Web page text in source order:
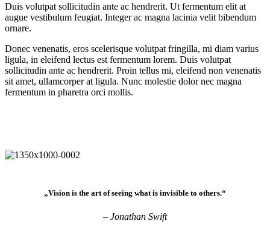
Duis volutpat sollicitudin ante ac hendrerit. Ut fermentum elit at
augue vestibulum feugiat. Integer ac magna lacinia velit bibendum
ornare.
Donec venenatis, eros scelerisque volutpat fringilla, mi diam varius
ligula, in eleifend lectus est fermentum lorem. Duis volutpat
sollicitudin ante ac hendrerit. Proin tellus mi, eleifend non venenatis
sit amet, ullamcorper at ligula. Nunc molestie dolor nec magna
fermentum in pharetra orci mollis.
„Vision is the art of seeing what is invisible to others.“
– Jonathan Swift